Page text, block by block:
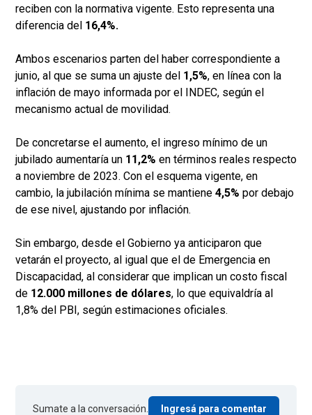
reciben con la normativa vigente. Esto representa una
diferencia del 16,4%.
Ambos escenarios parten del haber correspondiente a
junio, al que se suma un ajuste del 1,5%, en línea con la
inflación de mayo informada por el INDEC, según el
mecanismo actual de movilidad.
De concretarse el aumento, el ingreso mínimo de un
jubilado aumentaría un 11,2% en términos reales respecto
a noviembre de 2023. Con el esquema vigente, en
cambio, la jubilación mínima se mantiene 4,5% por debajo
de ese nivel, ajustando por inflación.
Sin embargo, desde el Gobierno ya anticiparon que
vetarán el proyecto, al igual que el de Emergencia en
Discapacidad, al considerar que implican un costo fiscal
de 12.000 millones de dólares, lo que equivaldría al
1,8% del PBI, según estimaciones oficiales.
Sumate a la conversación. Ingresá para comentar